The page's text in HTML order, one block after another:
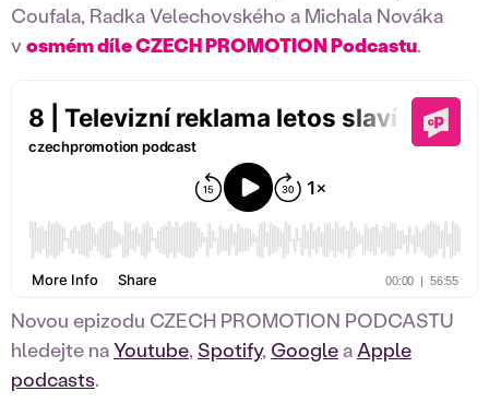
Coufala, Radka Velechovského a Michala Nováka
v osmém díle CZECH PROMOTION Podcastu.
Novou epizodu CZECH PROMOTION PODCASTU
hledejte naYoutube, Spotify, Googlea Apple
podcasts.